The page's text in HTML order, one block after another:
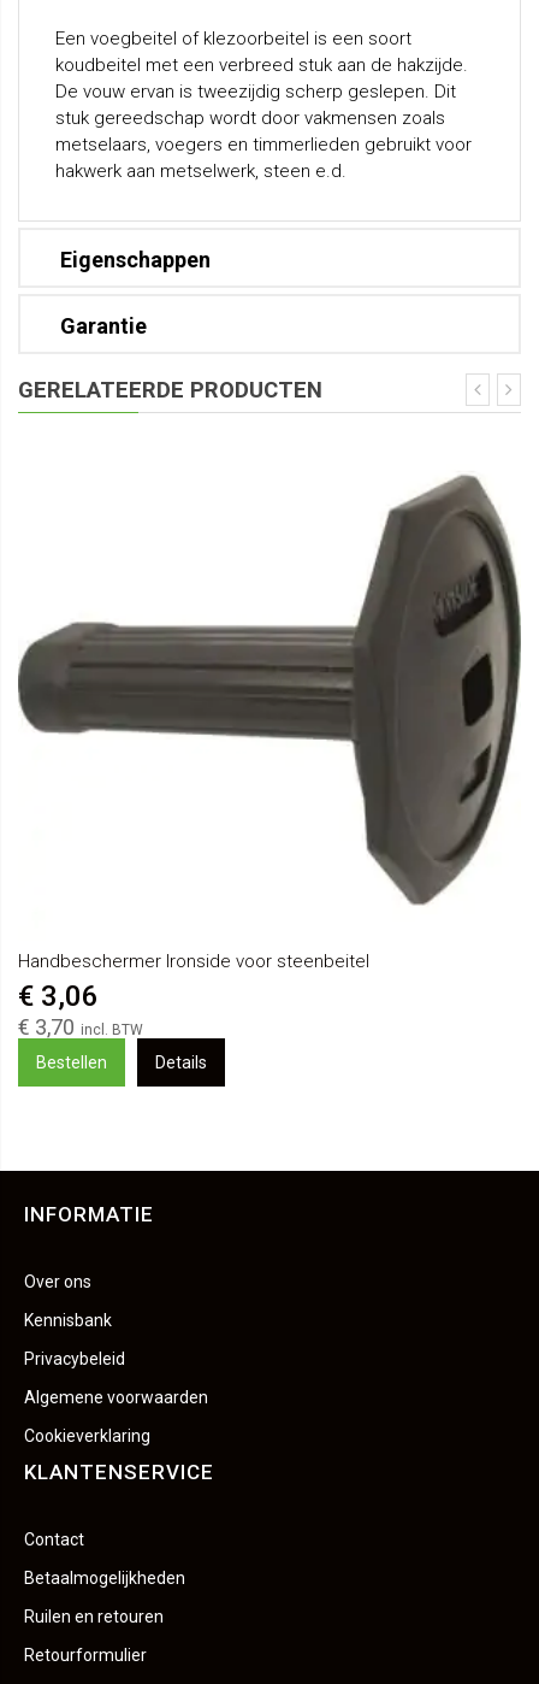
Een voegbeitel of klezoorbeitel is een soort
koudbeitel met een verbreed stuk aan de hakzijde.
De vouw ervan is tweezijdig scherp geslepen. Dit
stuk gereedschap wordt door vakmensen zoals
metselaars, voegers en timmerlieden gebruikt voor
hakwerk aan metselwerk, steen e.d.
Eigenschappen
Garantie
GERELATEERDE PRODUCTEN
Handbeschermer Ironside voor steenbeitel
€ 3,70
€ 3,06
Bestellen Details
INFORMATIE
Over ons
Kennisbank
Privacybeleid
Algemene voorwaarden
Cookieverklaring
KLANTENSERVICE
Contact
Betaalmogelijkheden
Ruilen en retouren
Retourformulier